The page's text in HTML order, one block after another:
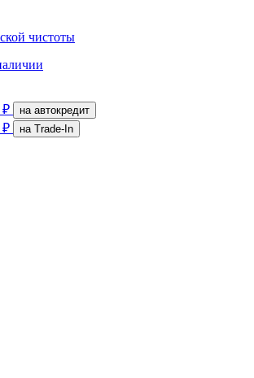
чистоты
₽ на автокредит
₽
на Trade-In